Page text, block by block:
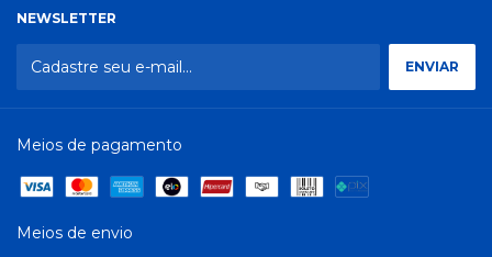
NEWSLETTER
Meios de pagamento
Meios de envio